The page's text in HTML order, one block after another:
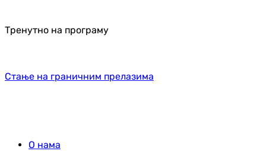
Тренутно на програму
Стање на граничним прелазима
О нама